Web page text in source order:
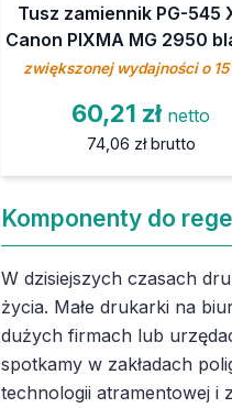
Tusz zamiennik PG-545
Canon PIXMA MG 2950
zwiększonej wydajności o
60,21 zł netto
74,06 zł brutto
Komponenty do
W dzisiejszych czasach
życia. Małe drukarki na
dużych firmach lub
spotkamy w zakładach
technologii atramentowej i